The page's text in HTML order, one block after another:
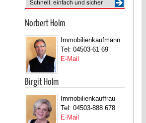
Norbert Holm
Immobilienkaufmann
Tel: 04503-61 69
E-Mail
Birgit Holm
Immobilienkauffrau
Tel: 04503-888 678
E-Mail